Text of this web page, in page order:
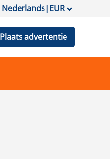
Nederlands|EUR
Plaats advertentie